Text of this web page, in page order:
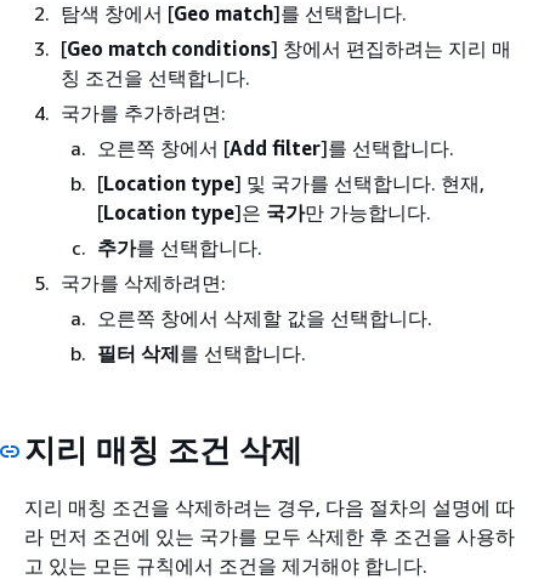
탐색 창에서 [Geo match]를 선택합니다.
[Geo match conditions] 창에서 편집하려는 지리 매
칭 조건을 선택합니다.
국가를 추가하려면:
오른쪽 창에서 [Add filter]를 선택합니다.
[Location type] 및 국가를 선택합니다. 현재,
[Location type]은 국가만 가능합니다.
추가를 선택합니다.
국가를 삭제하려면:
오른쪽 창에서 삭제할 값을 선택합니다.
필터 삭제를 선택합니다.
지리 매칭 조건 삭제
지리 매칭 조건을 삭제하려는 경우, 다음 절차의 설명에 따
라 먼저 조건에 있는 국가를 모두 삭제한 후 조건을 사용하
고 있는 모든 규칙에서 조건을 제거해야 합니다.